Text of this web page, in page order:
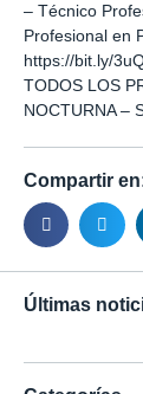
– Técnico
Profesional en
https://bit.ly/
TODOS LOS
NOCTURNA –
Compartir
Últimas